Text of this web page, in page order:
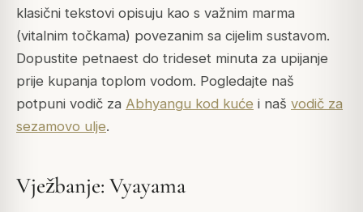
klasični tekstovi opisuju kao s važnim marma
(vitalnim točkama) povezanim sa cijelim sustavom.
Dopustite petnaest do trideset minuta za upijanje
prije kupanja toplom vodom. Pogledajte naš
potpuni vodič za Abhyangu kod kuće i naš vodič za
sezamovo ulje.
Vježbanje: Vyayama